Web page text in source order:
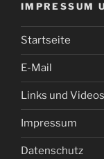
IMPRESSUM
Startseite
E-Mail
Links und Videos
Impressum
Datenschutz